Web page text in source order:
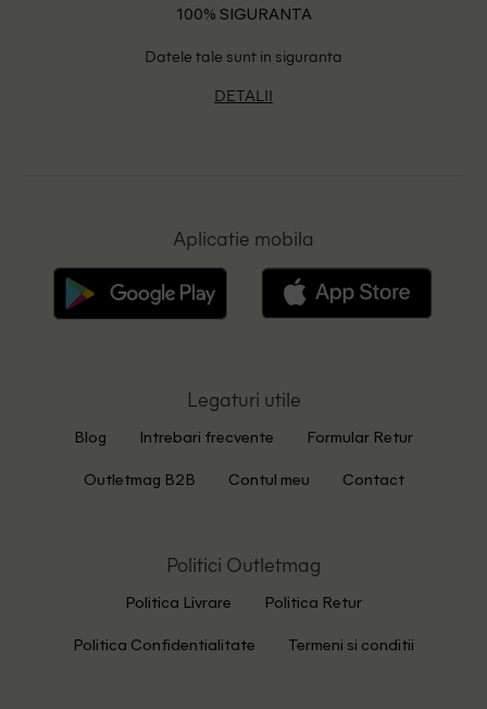
100% SIGURANTA
Datele tale sunt in siguranta
DETALII
Aplicatie mobila
Legaturi utile
Blog Intrebari frecvente Formular Retur
Outletmag B2B Contul meu Contact
Politici Outletmag
Politica Livrare Politica Retur
Politica Confidentialitate Termeni si conditii